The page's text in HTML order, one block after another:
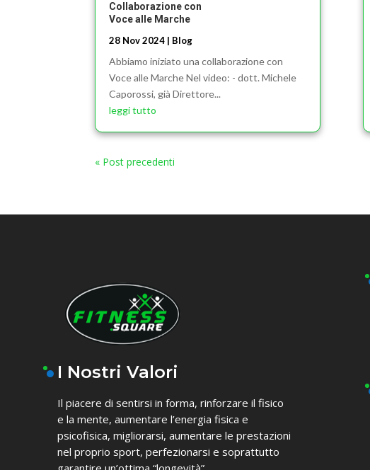
Collaborazione con
Voce alle Marche
28 Nov 2024 | Blog
Abbiamo iniziato una collaborazione con
Voce alle Marche Nel video: - dott. Michele
Caporossi, già Direttore...
leggi tutto
« Post precedenti
I Nostri Valori
Il piacere di sentirsi in forma, rinforzare il fisico
e la mente, aumentare l’energia fisica e
psicofisica, migliorarsi, aumentare le prestazioni
nel proprio sport, perfezionarsi e soprattutto